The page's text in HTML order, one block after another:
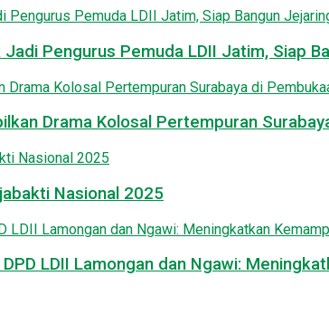
Pengurus Pemuda LDII Jatim, Siap
Drama Kolosal Pertempuran
Nasional 2025
LDII Lamongan dan Ngawi: